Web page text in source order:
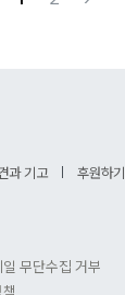
과 기고 후원하기
일 무단수집 거부